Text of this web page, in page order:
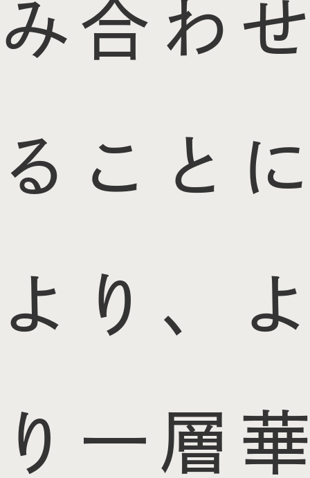
み合わせ
ることに
より、よ
り一層華